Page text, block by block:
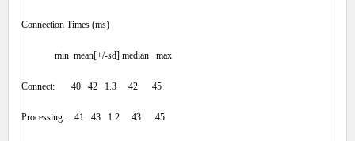
Connection Times (ms)
min mean[+/-sd] median max
Connect: 40 42 1.3 42 45
Processing: 41 43 1.2 43 45